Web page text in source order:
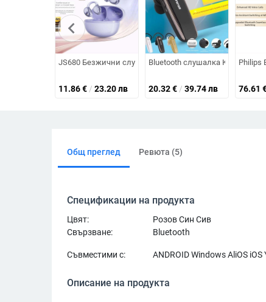
JS680 Безжични слушалки с щипка за ухото,
11.86€ / 23.20 лв
Bluetooth слушалка K500 —
20.32€ / 39.74 лв
Philips
76.61
chevron_left
Общ преглед Ревюта (5)
Спецификации на продукта
Цвят: Розов Син Сив
Свързване:
Bluetooth
Съвместими с: ANDROID Windows AliOS iOS
Описание на продукта